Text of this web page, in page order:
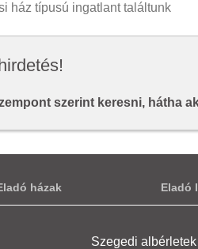
ház típusú ingatlant találtunk
szerint keresni, hátha
házak Eladó
Szegedi albérletek